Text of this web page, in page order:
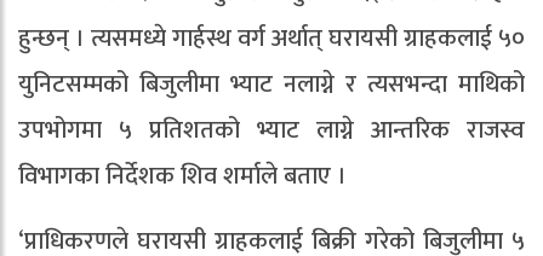
हुन्छन् । त्यसमध्ये गार्हस्थ वर्ग अर्थात् घरायसी ग्राहकलाई ५०
युनिटसम्मको बिजुलीमा भ्याट नलाग्ने र त्यसभन्दा माथिको
उपभोगमा ५ प्रतिशतको भ्याट लाग्ने आन्तरिक राजस्व
विभागका निर्देशक शिव शर्माले बताए ।
‘प्राधिकरणले घरायसी ग्राहकलाई बिक्री गरेको बिजुलीमा ५